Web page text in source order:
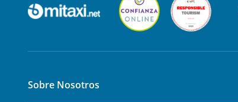
Sobre Nosotros